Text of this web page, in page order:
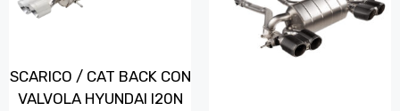
SCARICO / CAT BACK CON
VALVOLA HYUNDAI I20N